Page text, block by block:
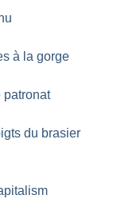
à la gorge
patronat
du brasier